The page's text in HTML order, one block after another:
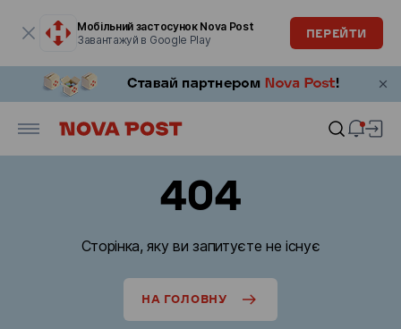
Мобільний застосунок Nova Post
Завантажуй в Google Play
ПЕРЕЙТИ
404
Сторінка, яку ви запитуєте не існує
НА ГОЛОВНУ